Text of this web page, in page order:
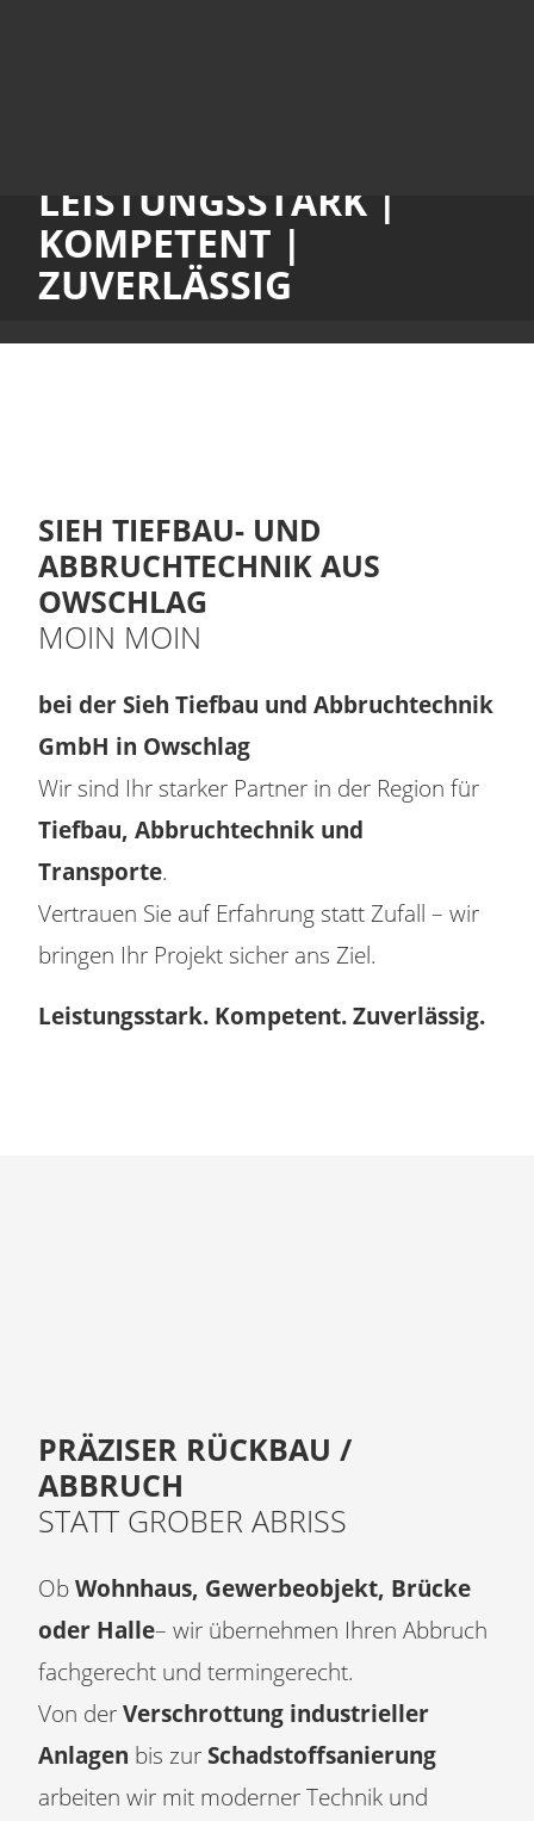
LEISTUNGSSTARK |
KOMPETENT |
ZUVERLÄSSIG
SIEH TIEFBAU- UND
ABBRUCHTECHNIK AUS
OWSCHLAG
MOIN MOIN
bei der Sieh Tiefbau und Abbruchtechnik
GmbH in Owschlag
Wir sind Ihr starker Partner in der Region für
Tiefbau, Abbruchtechnik und
Transporte.
Vertrauen Sie auf Erfahrung statt Zufall – wir
bringen Ihr Projekt sicher ans Ziel.
Leistungsstark. Kompetent. Zuverlässig.
PRÄZISER RÜCKBAU /
ABBRUCH
STATT GROBER ABRISS
ObWohnhaus, Gewerbeobjekt, Brücke
oder Halle– wir übernehmen Ihren Abbruch
fachgerecht und termingerecht.
Von derVerschrottung industrieller
Anlagen bis zurSchadstoffsanierung
arbeiten wir mit moderner Technik und